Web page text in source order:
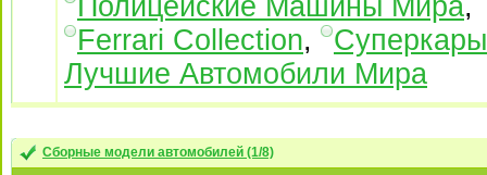
Полицейские Машины Мира,
Ferrari Collection,
Суперкары
Лучшие Автомобили Mира
Сборные модели автомобилей (1/8)